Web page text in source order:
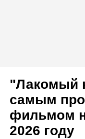
"Лакомый
самым
фильмом
2026 году